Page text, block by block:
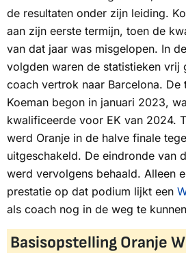
de resultaten onder zijn leiding.
aan zijn eerste termijn, toen de
van dat jaar was misgelopen. In
volgden waren de statistieken vrij
coach vertrok naar Barcelona. De
Koeman begon in januari 2023,
kwalificeerde voor EK van 2024.
werd Oranje in de halve finale
uitgeschakeld. De eindronde van
werd vervolgens behaald. Alleen
prestatie op dat podium lijkt een
als coach nog in de weg te
Basisopstelling Oranje